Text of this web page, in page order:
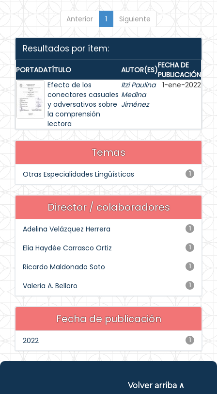
Anterior 1 Siguiente
Resultados por ítem:
PORTADATÍTULO AUTOR(ES)FECHA DE
PUBLICACIÓN
Efecto de los
conectores casuales
y adversativos sobre
la comprensión
lectora
Itzi Paulina
Medina
Jiménez
1-ene-2022
Temas
1
Otras Especialidades Lingüísticas
Director / colaboradores
1
Adelina Velázquez Herrera
1
Elia Haydée Carrasco Ortiz
1
Ricardo Maldonado Soto
1
Valeria A. Belloro
Fecha de publicación
1
2022
Volver arriba ∧